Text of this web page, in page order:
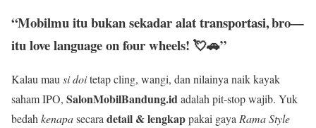
“Mobilmu itu bukan sekadar alat transportasi, bro—
itu love language on four wheels! 💘🚗”
Kalau mausi doitetap cling, wangi, dan nilainya naik kayak
saham IPO, SalonMobilBandung.idadalah pit‑stop wajib. Yuk
bedahkenapasecaradetail & lengkappakai gayaRama Style